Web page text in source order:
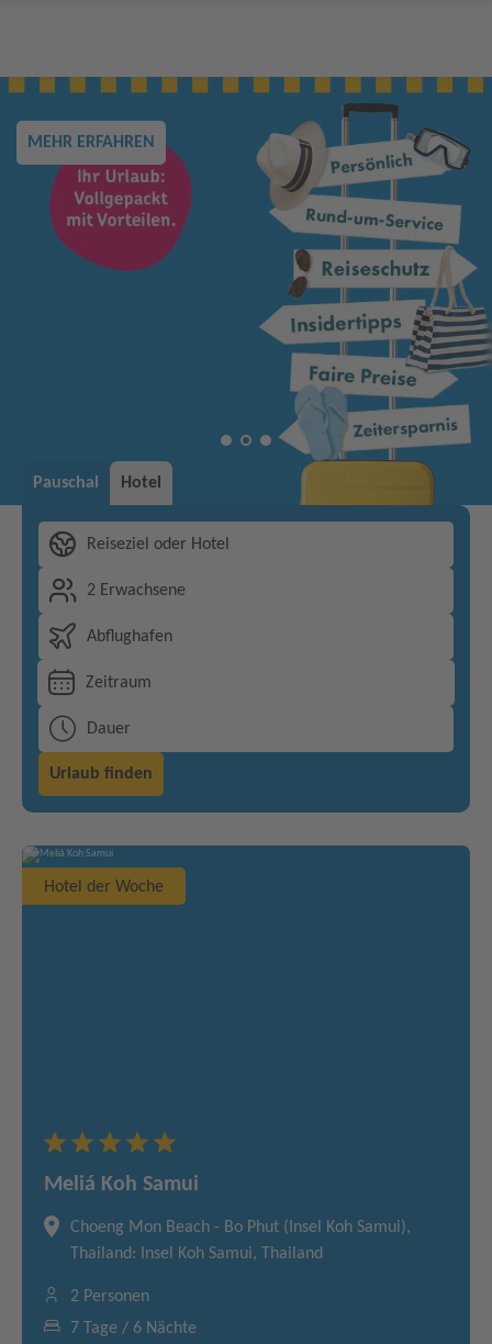
MEHR ERFAHREN
Pauschal Hotel
Reiseziel oder Hotel
2 Erwachsene
Abflughafen
Zeitraum
Dauer
Urlaub finden
Hotel der Woche
Meliá Koh Samui
Choeng Mon Beach - Bo Phut (Insel Koh Samui),
Thailand: Insel Koh Samui, Thailand
2 Personen
7 Tage / 6 Nächte